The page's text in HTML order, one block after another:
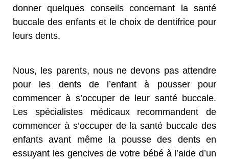
donner quelques conseils concernant la santé
buccale des enfants et le choix de dentifrice pour
leurs dents.
Nous, les parents, nous ne devons pas attendre
pour les dents de l’enfant à pousser pour
commencer à s’occuper de leur santé buccale.
Les spécialistes médicaux recommandent de
commencer à s’occuper de la santé buccale des
enfants avant même la pousse des dents en
essuyant les gencives de votre bébé à l’aide d’un